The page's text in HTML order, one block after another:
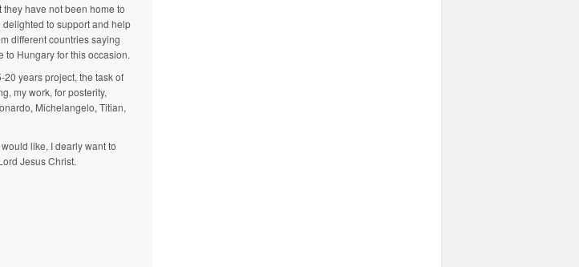
have not been home to
to support and help
different countries saying
to Hungary for this occasion.
20 years project, the task of
my work, for posterity,
Michelangelo, Titian,
like, I dearly want to
Jesus Christ.